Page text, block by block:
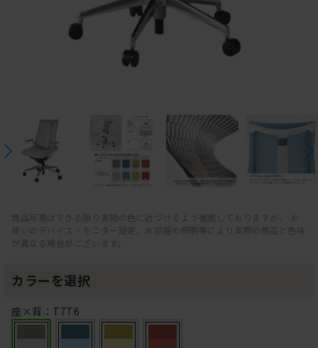
商品写真はできる限り実物の色に近づけるよう徹底しておりますが、 お
使いのデバイス・モニター設定、お部屋の照明等により実際の商品と色味
が異なる場合がございます。
カラーを選択
座×背：T7T6